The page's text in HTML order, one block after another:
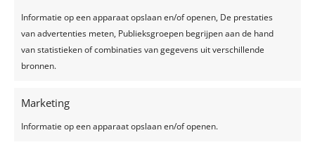
Informatie op een apparaat opslaan en/of openen, De prestaties
van advertenties meten, Publieksgroepen begrijpen aan de hand
van statistieken of combinaties van gegevens uit verschillende
bronnen.
Marketing
Informatie op een apparaat opslaan en/of openen.